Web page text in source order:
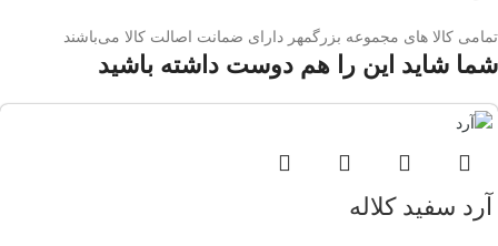
تمامی کالا های مجموعه بزرگمهر دارای ضمانت اصالت کالا می‌باشند
شما شاید این را هم دوست داشته باشید
آرد سفید کلاله